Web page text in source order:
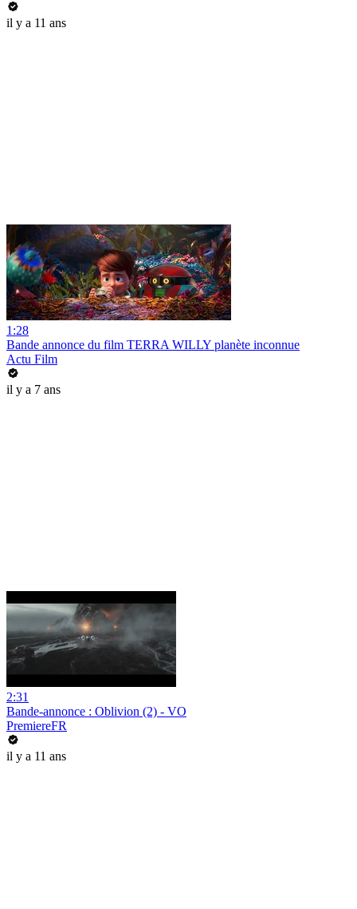
il y a 11 ans
1:28
Bande annonce du film TERRA WILLY planète inconnue
Actu Film
il y a 7 ans
2:31
Bande-annonce : Oblivion (2) - VO
PremiereFR
il y a 11 ans